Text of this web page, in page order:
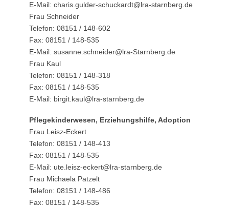
E-Mail: charis.gulder-schuckardt@lra-starnberg.de
Frau Schneider
Telefon: 08151 / 148-602
Fax: 08151 / 148-535
E-Mail: susanne.schneider@lra-Starnberg.de
Frau Kaul
Telefon: 08151 / 148-318
Fax: 08151 / 148-535
E-Mail: birgit.kaul@lra-starnberg.de
Pflegekinderwesen, Erziehungshilfe, Adoption
Frau Leisz-Eckert
Telefon: 08151 / 148-413
Fax: 08151 / 148-535
E-Mail: ute.leisz-eckert@lra-starnberg.de
Frau Michaela Patzelt
Telefon: 08151 / 148-486
Fax: 08151 / 148-535